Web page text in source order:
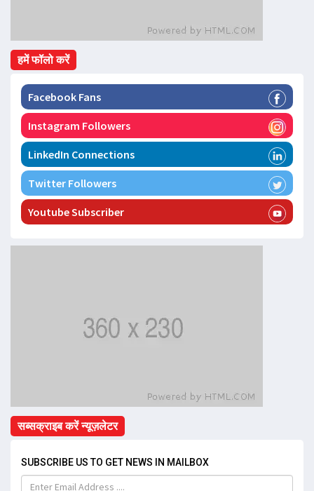
हमें फॉलो करें
Facebook Fans
Instagram Followers
LinkedIn Connections
Twitter Followers
Youtube Subscriber
सब्सक्राइब करें न्यूज़लेटर
SUBSCRIBE US TO GET NEWS IN MAILBOX